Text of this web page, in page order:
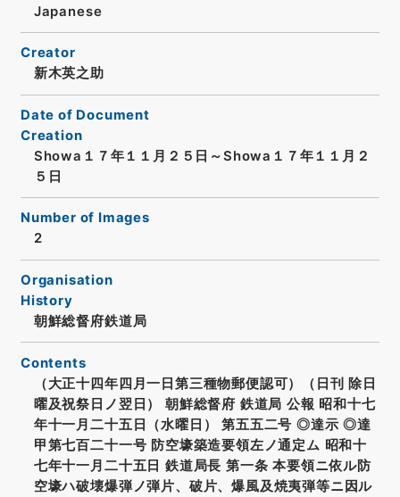
Japanese
Creator
新木英之助
Date of Document
Creation
Showa１７年１１月２５日～Showa１７年１１月２
５日
Number of Images
2
Organisation
History
朝鮮総督府鉄道局
Contents
（大正十四年四月一日第三種物郵便認可）（日刊 除日
曜及祝祭日ノ翌日） 朝鮮総督府 鉄道局 公報 昭和十七
年十一月二十五日（水曜日） 第五五二号 ◎達示 ◎達
甲第七百二十一号 防空壕築造要領左ノ通定ム 昭和十
七年十一月二十五日 鉄道局長 第一条 本要領ニ依ル防
空壕ハ破壊爆弾ノ弾片、破片、爆風及焼夷弾等ニ因ル